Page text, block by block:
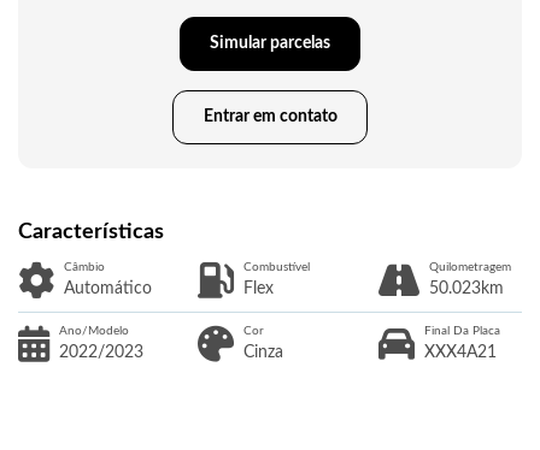
Simular parcelas
Entrar em contato
Câmbio
Automático
Combustível
Flex
Quilometragem
50.023km
Ano/Modelo
2022/2023
Cor
Cinza
Final Da Placa
XXX4A21